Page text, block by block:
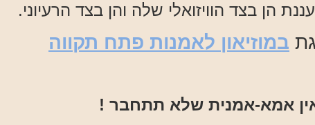
הן בצד הוויזואלי שלה והן בצד הרעיוני.
במוזיאון לאמנות פתח תקווה
שלא תתחבר !